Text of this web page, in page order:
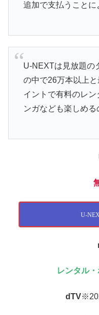
追加で支払うことに
U-NEXTは見放題の
の中で26万本以上
イントで有料のレ
ンガなども楽しめる
U-
レンタル
dTV